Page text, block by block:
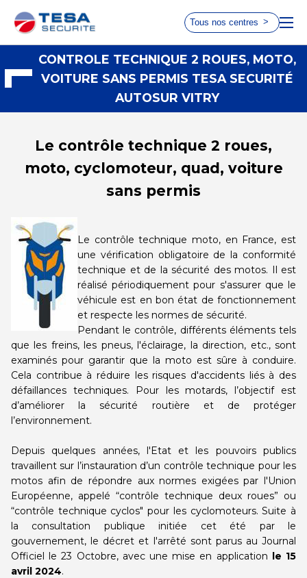
Tous nos centres
Choisissez le centre le plus
proche de chez vous
AUTOVISION
Taverny
Choisir ce
AUTOSUR
Paris 17
Choisir ce
AUTOVISION
Le Chesnay
Choisir ce
centre
AUTOSUR
Paris 15
Choisir ce
centre
AUTOVISION
Plaisir
Choisir ce
centre
AUTOVISION
Meudon
Choisir ce
AUTOVISION
Bois d'Arcy
Choisir ce
centre
AUTOSUR
Vitry
Choisir ce
centre
AUTOSUR
AUTOSUR
ACCUEIL
TARIFS ET HORAIRES
RDV 2 ROUES
CONTROLE TECHNIQUE 2 ROUES, MOTO,
VOITURE SANS PERMIS TESA SECURITÉ
AUTOSUR VITRY
Le contrôle technique 2 roues,
moto, cyclomoteur, quad, voiture
sans permis
Le contrôle technique moto, en France, est
une vérification obligatoire de la conformité
technique et de la sécurité des motos. Il est
réalisé périodiquement pour s'assurer que le
véhicule est en bon état de fonctionnement
et respecte les normes de sécurité.
Pendant le contrôle, différents éléments tels
que les freins, les pneus, l'éclairage, la direction, etc., sont
examinés pour garantir que la moto est sûre à conduire.
Cela contribue à réduire les risques d'accidents liés à des
défaillances techniques. Pour les motards, l’objectif est
d’améliorer la sécurité routière et de protéger
l’environnement.
Depuis quelques années, l'Etat et les pouvoirs publics
travaillent sur l’instauration d’un contrôle technique pour les
motos afin de répondre aux normes exigées par l'Union
Européenne, appelé “contrôle technique deux roues” ou
“contrôle technique cyclos" pour les cyclomoteurs. Suite à
la consultation publique initiée cet été par le
gouvernement, le décret et l'arrêté sont parus au Journal
Officiel le 23 Octobre, avec une mise en application le 15
avril 2024.